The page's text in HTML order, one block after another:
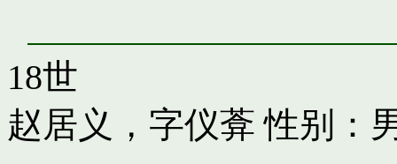
18世
赵居义，字仪葊 性别：